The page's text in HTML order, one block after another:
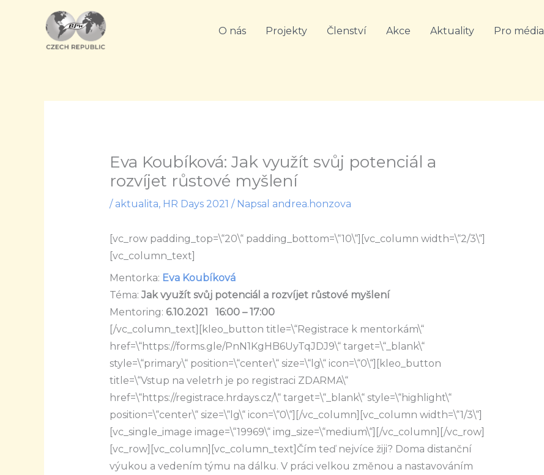
O nás Projekty Členství Akce Aktuality Pro média
Eva Koubíková: Jak využít svůj potenciál a
rozvíjet růstové myšlení
/ aktualita, HR Days 2021 / Napsal andrea.honzova
[vc_row padding_top=\“20\“ padding_bottom=\“10\“][vc_column width=\“2/3\“]
[vc_column_text]
Mentorka: Eva Koubíková
Téma: Jak využít svůj potenciál a rozvíjet růstové myšlení
Mentoring: 6.10.2021 16:00 – 17:00
[/vc_column_text][kleo_button title=\“Registrace k mentorkám\“
href=\“https://forms.gle/PnN1KgHB6UyTqJDJ9\“ target=\“_blank\“
style=\“primary\“ position=\“center\“ size=\“lg\“ icon=\“0\“][kleo_button
title=\“Vstup na veletrh je po registraci ZDARMA\“
href=\“https://registrace.hrdays.cz/\“ target=\“_blank\“ style=\“highlight\“
position=\“center\“ size=\“lg\“ icon=\“0\“][/vc_column][vc_column width=\“1/3\“]
[vc_single_image image=\“19969\“ img_size=\“medium\“][/vc_column][/vc_row]
[vc_row][vc_column][vc_column_text]Čím teď nejvíce žiji? Doma distanční
výukou a vedením týmu na dálku. V práci velkou změnou a nastavováním